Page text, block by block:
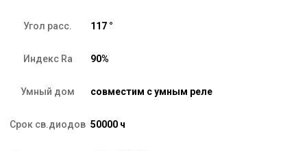
Угол расс. 117 °
Индекс Ra 90%
Умный дом совместим с умным реле
Срок св.диодов 50000 ч